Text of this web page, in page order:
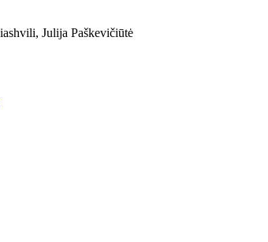
Julija Paškevičiūtė